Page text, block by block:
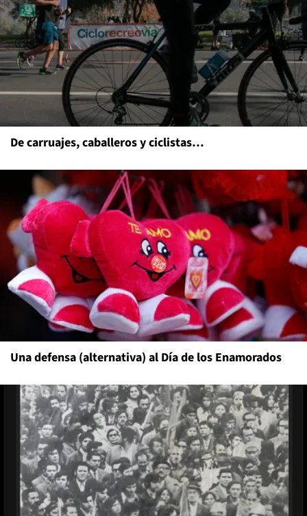
De carruajes, caballeros y ciclistas…
Una defensa (alternativa) al Día de los Enamorados